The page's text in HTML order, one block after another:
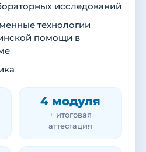
исследований
технологии
помощи в
4 модуля
+ итоговая
аттестация